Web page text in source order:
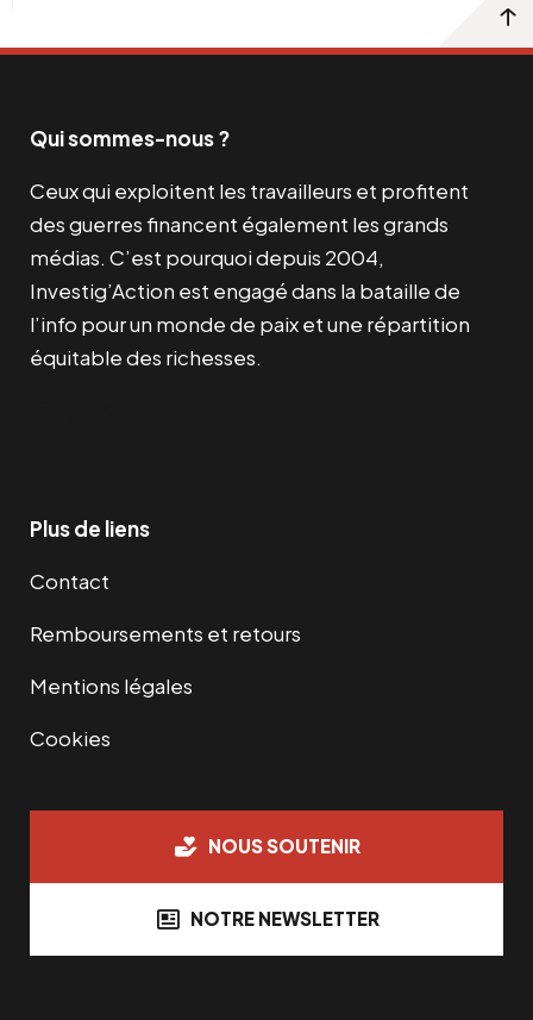
Qui sommes-nous ?
Ceux qui exploitent les travailleurs et profitent
des guerres financent également les grands
médias. C’est pourquoi depuis 2004,
Investig’Action est engagé dans la bataille de
l’info pour un monde de paix et une répartition
équitable des richesses.
Plus de liens
Contact
Remboursements et retours
Mentions légales
Cookies
NOUS SOUTENIR
NOTRE NEWSLETTER